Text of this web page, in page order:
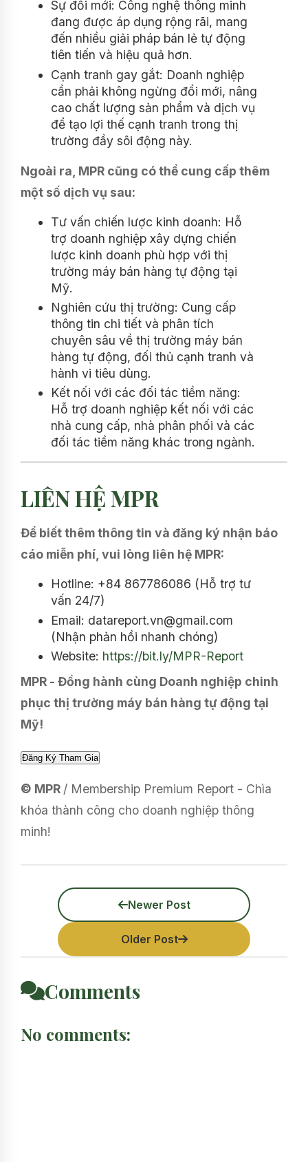
Sự đổi mới: Công nghệ thông minh
đang được áp dụng rộng rãi, mang
đến nhiều giải pháp bán lẻ tự động
tiên tiến và hiệu quả hơn.
Cạnh tranh gay gắt: Doanh nghiệp
cần phải không ngừng đổi mới, nâng
cao chất lượng sản phẩm và dịch vụ
để tạo lợi thế cạnh tranh trong thị
trường đầy sôi động này.
Ngoài ra, MPR cũng có thể cung cấp thêm
một số dịch vụ sau:
Tư vấn chiến lược kinh doanh: Hỗ
trợ doanh nghiệp xây dựng chiến
lược kinh doanh phù hợp với thị
trường máy bán hàng tự động tại
Mỹ.
Nghiên cứu thị trường: Cung cấp
thông tin chi tiết và phân tích
chuyên sâu về thị trường máy bán
hàng tự động, đối thủ cạnh tranh và
hành vi tiêu dùng.
Kết nối với các đối tác tiềm năng:
Hỗ trợ doanh nghiệp kết nối với các
nhà cung cấp, nhà phân phối và các
đối tác tiềm năng khác trong ngành.
LIÊN HỆ MPR
Để biết thêm thông tin và đăng ký nhận báo
cáo miễn phí, vui lòng liên hệ MPR:
Hotline: +84 867786086 (Hỗ trợ tư
vấn 24/7)
Email: datareport.vn@gmail.com
(Nhận phản hồi nhanh chóng)
Website: https://bit.ly/MPR-Report
MPR - Đồng hành cùng Doanh nghiệp chinh
phục thị trường máy bán hàng tự động tại
Mỹ!
© MPR / Membership Premium Report - Chìa
khóa thành công cho doanh nghiệp thông
minh!
Newer Post
Older Post
Comments
No comments: